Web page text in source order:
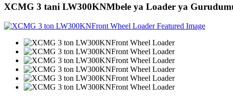
XCMG 3 tani LW300KNMbele ya Loader ya